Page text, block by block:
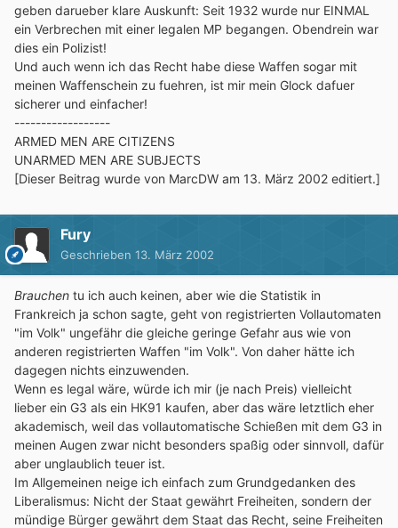
geben darueber klare Auskunft: Seit 1932 wurde nur EINMAL
ein Verbrechen mit einer legalen MP begangen. Obendrein war
dies ein Polizist!
Und auch wenn ich das Recht habe diese Waffen sogar mit
meinen Waffenschein zu fuehren, ist mir mein Glock dafuer
sicherer und einfacher!
------------------
ARMED MEN ARE CITIZENS
UNARMED MEN ARE SUBJECTS
[Dieser Beitrag wurde von MarcDW am 13. März 2002 editiert.]
Fury
Geschrieben 13. März 2002
Brauchen tu ich auch keinen, aber wie die Statistik in
Frankreich ja schon sagte, geht von registrierten Vollautomaten
"im Volk" ungefähr die gleiche geringe Gefahr aus wie von
anderen registrierten Waffen "im Volk". Von daher hätte ich
dagegen nichts einzuwenden.
Wenn es legal wäre, würde ich mir (je nach Preis) vielleicht
lieber ein G3 als ein HK91 kaufen, aber das wäre letztlich eher
akademisch, weil das vollautomatische Schießen mit dem G3 in
meinen Augen zwar nicht besonders spaßig oder sinnvoll, dafür
aber unglaublich teuer ist.
Im Allgemeinen neige ich einfach zum Grundgedanken des
Liberalismus: Nicht der Staat gewährt Freiheiten, sondern der
mündige Bürger gewährt dem Staat das Recht, seine Freiheiten